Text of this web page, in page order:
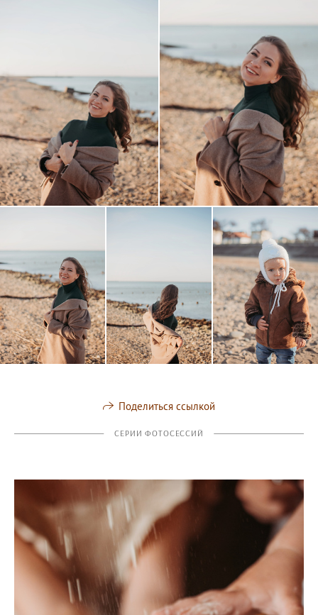
Поделиться ссылкой
СЕРИИ ФОТОСЕССИЙ